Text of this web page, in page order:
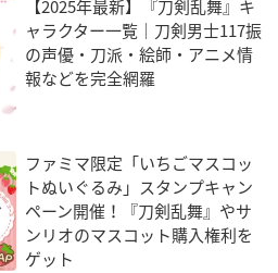
【2025年最新】『刀剣乱舞』キ
ャラクター一覧｜刀剣男士117振
の声優・刀派・絵師・アニメ情
報などを完全網羅
ファミマ限定「いちごマスコッ
トぬいぐるみ」スタンプキャン
ペーン開催！『刀剣乱舞』やサ
ンリオのマスコット購入権利を
ゲット